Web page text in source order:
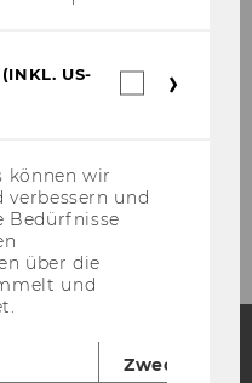
US-
können wir
verbessern und
Bedürfnisse
über die
und
Zweck